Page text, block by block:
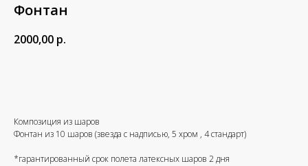
Фонтан
2000,00 р.
Композиция из шаров
Фонтан из 10 шаров (звезда с надписью, 5 хром , 4 стандарт)
*гарантированный срок полета латексных шаров 2 дня